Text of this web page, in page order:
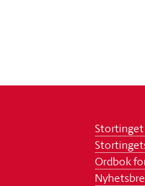
Ordbok